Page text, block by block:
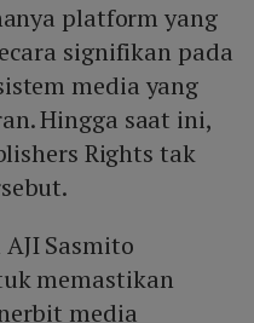
platform yang
signifikan pada
media yang
Hingga saat ini,
Rights tak
Sasmito
memastikan
media